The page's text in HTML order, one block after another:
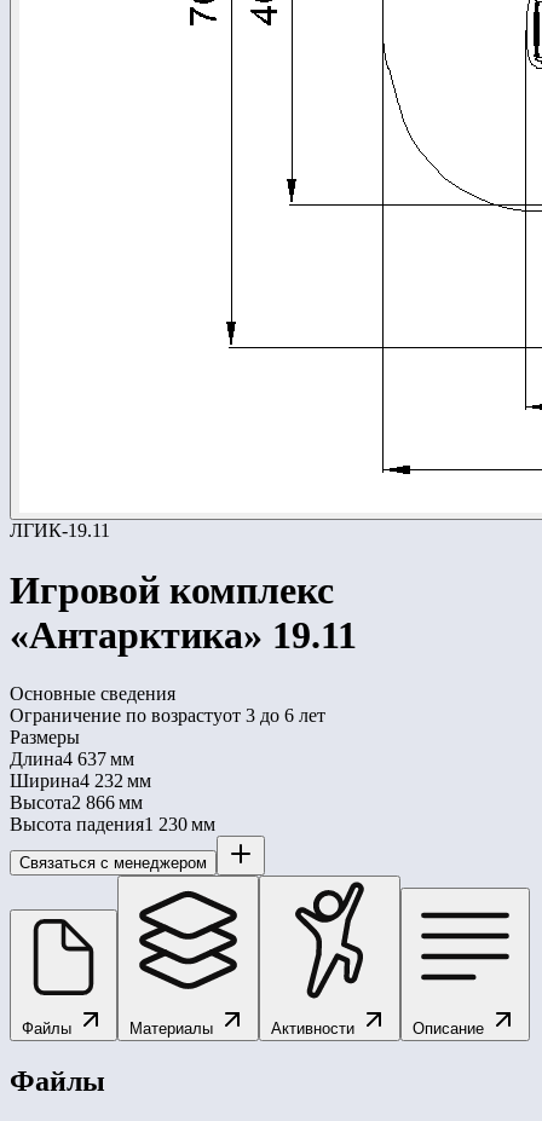
ЛГИК-19.11
Игровой комплекс
«Антарктика» 19.11
Основные сведения
Ограничение по возрастуот 3 до 6 лет
Размеры
Длина4 637 мм
Ширина4 232 мм
Высота2 866 мм
Высота падения1 230 мм
Связаться с менеджером
Файлы Материалы Активности Описание
Файлы